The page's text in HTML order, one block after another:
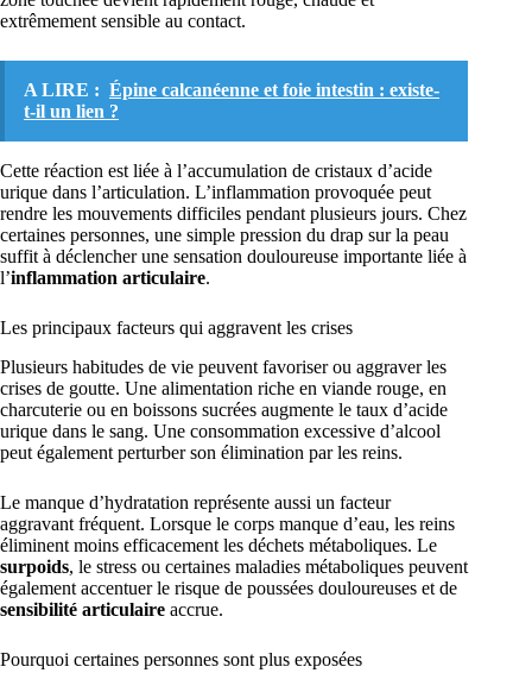
extrêmement sensible au contact.
A LIRE : Épine calcanéenne et foie intestin : existe-
t-il un lien ?
Cette réaction est liée à l’accumulation de cristaux d’acide
urique dans l’articulation. L’inflammation provoquée peut
rendre les mouvements difficiles pendant plusieurs jours. Chez
certaines personnes, une simple pression du drap sur la peau
suffit à déclencher une sensation douloureuse importante liée à
l’inflammation articulaire.
Les principaux facteurs qui aggravent les crises
Plusieurs habitudes de vie peuvent favoriser ou aggraver les
crises de goutte. Une alimentation riche en viande rouge, en
charcuterie ou en boissons sucrées augmente le taux d’acide
urique dans le sang. Une consommation excessive d’alcool
peut également perturber son élimination par les reins.
Le manque d’hydratation représente aussi un facteur
aggravant fréquent. Lorsque le corps manque d’eau, les reins
éliminent moins efficacement les déchets métaboliques. Le
surpoids, le stress ou certaines maladies métaboliques peuvent
également accentuer le risque de poussées douloureuses et de
sensibilité articulaire accrue.
Pourquoi certaines personnes sont plus exposées